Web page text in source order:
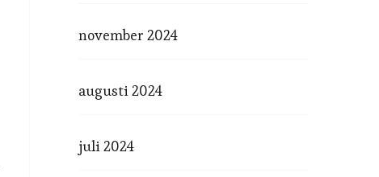
november 2024
augusti 2024
juli 2024